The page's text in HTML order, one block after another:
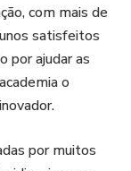
com mais de
satisfeitos
por ajudar as
o
por muitos